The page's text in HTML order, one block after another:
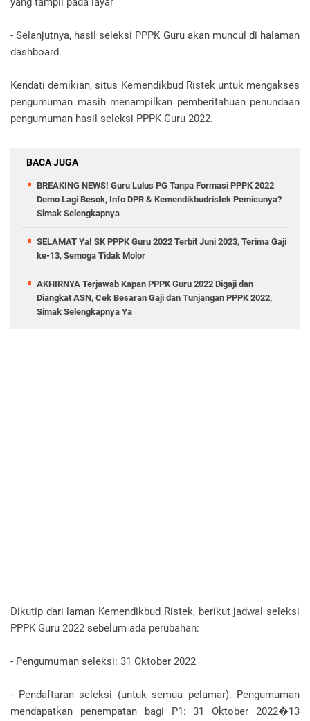
- Selanjutnya, hasil seleksi PPPK Guru akan muncul di halaman
dashboard.
Kendati demikian, situs Kemendikbud Ristek untuk mengakses
pengumuman masih menampilkan pemberitahuan penundaan
pengumuman hasil seleksi PPPK Guru 2022.
BACA JUGA
BREAKING NEWS! Guru Lulus PG Tanpa Formasi PPPK 2022
Demo Lagi Besok, Info DPR & Kemendikbudristek Pemicunya?
Simak Selengkapnya
SELAMAT Ya! SK PPPK Guru 2022 Terbit Juni 2023, Terima Gaji
ke-13, Semoga Tidak Molor
AKHIRNYA Terjawab Kapan PPPK Guru 2022 Digaji dan
Diangkat ASN, Cek Besaran Gaji dan Tunjangan PPPK 2022,
Simak Selengkapnya Ya
Dikutip dari laman Kemendikbud Ristek, berikut jadwal seleksi
PPPK Guru 2022 sebelum ada perubahan:
- Pengumuman seleksi: 31 Oktober 2022
- Pendaftaran seleksi (untuk semua pelamar). Pengumuman
mendapatkan penempatan bagi P1: 31 Oktober 2022�13